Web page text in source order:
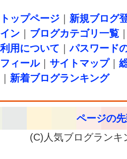
トップページ 新規ブログ
イン
ブログカテゴリ一覧
利用について ｜パスワード
フィール｜ サイトマップ｜
新着ブログランキング
ページの
(C)人気ブログランキ